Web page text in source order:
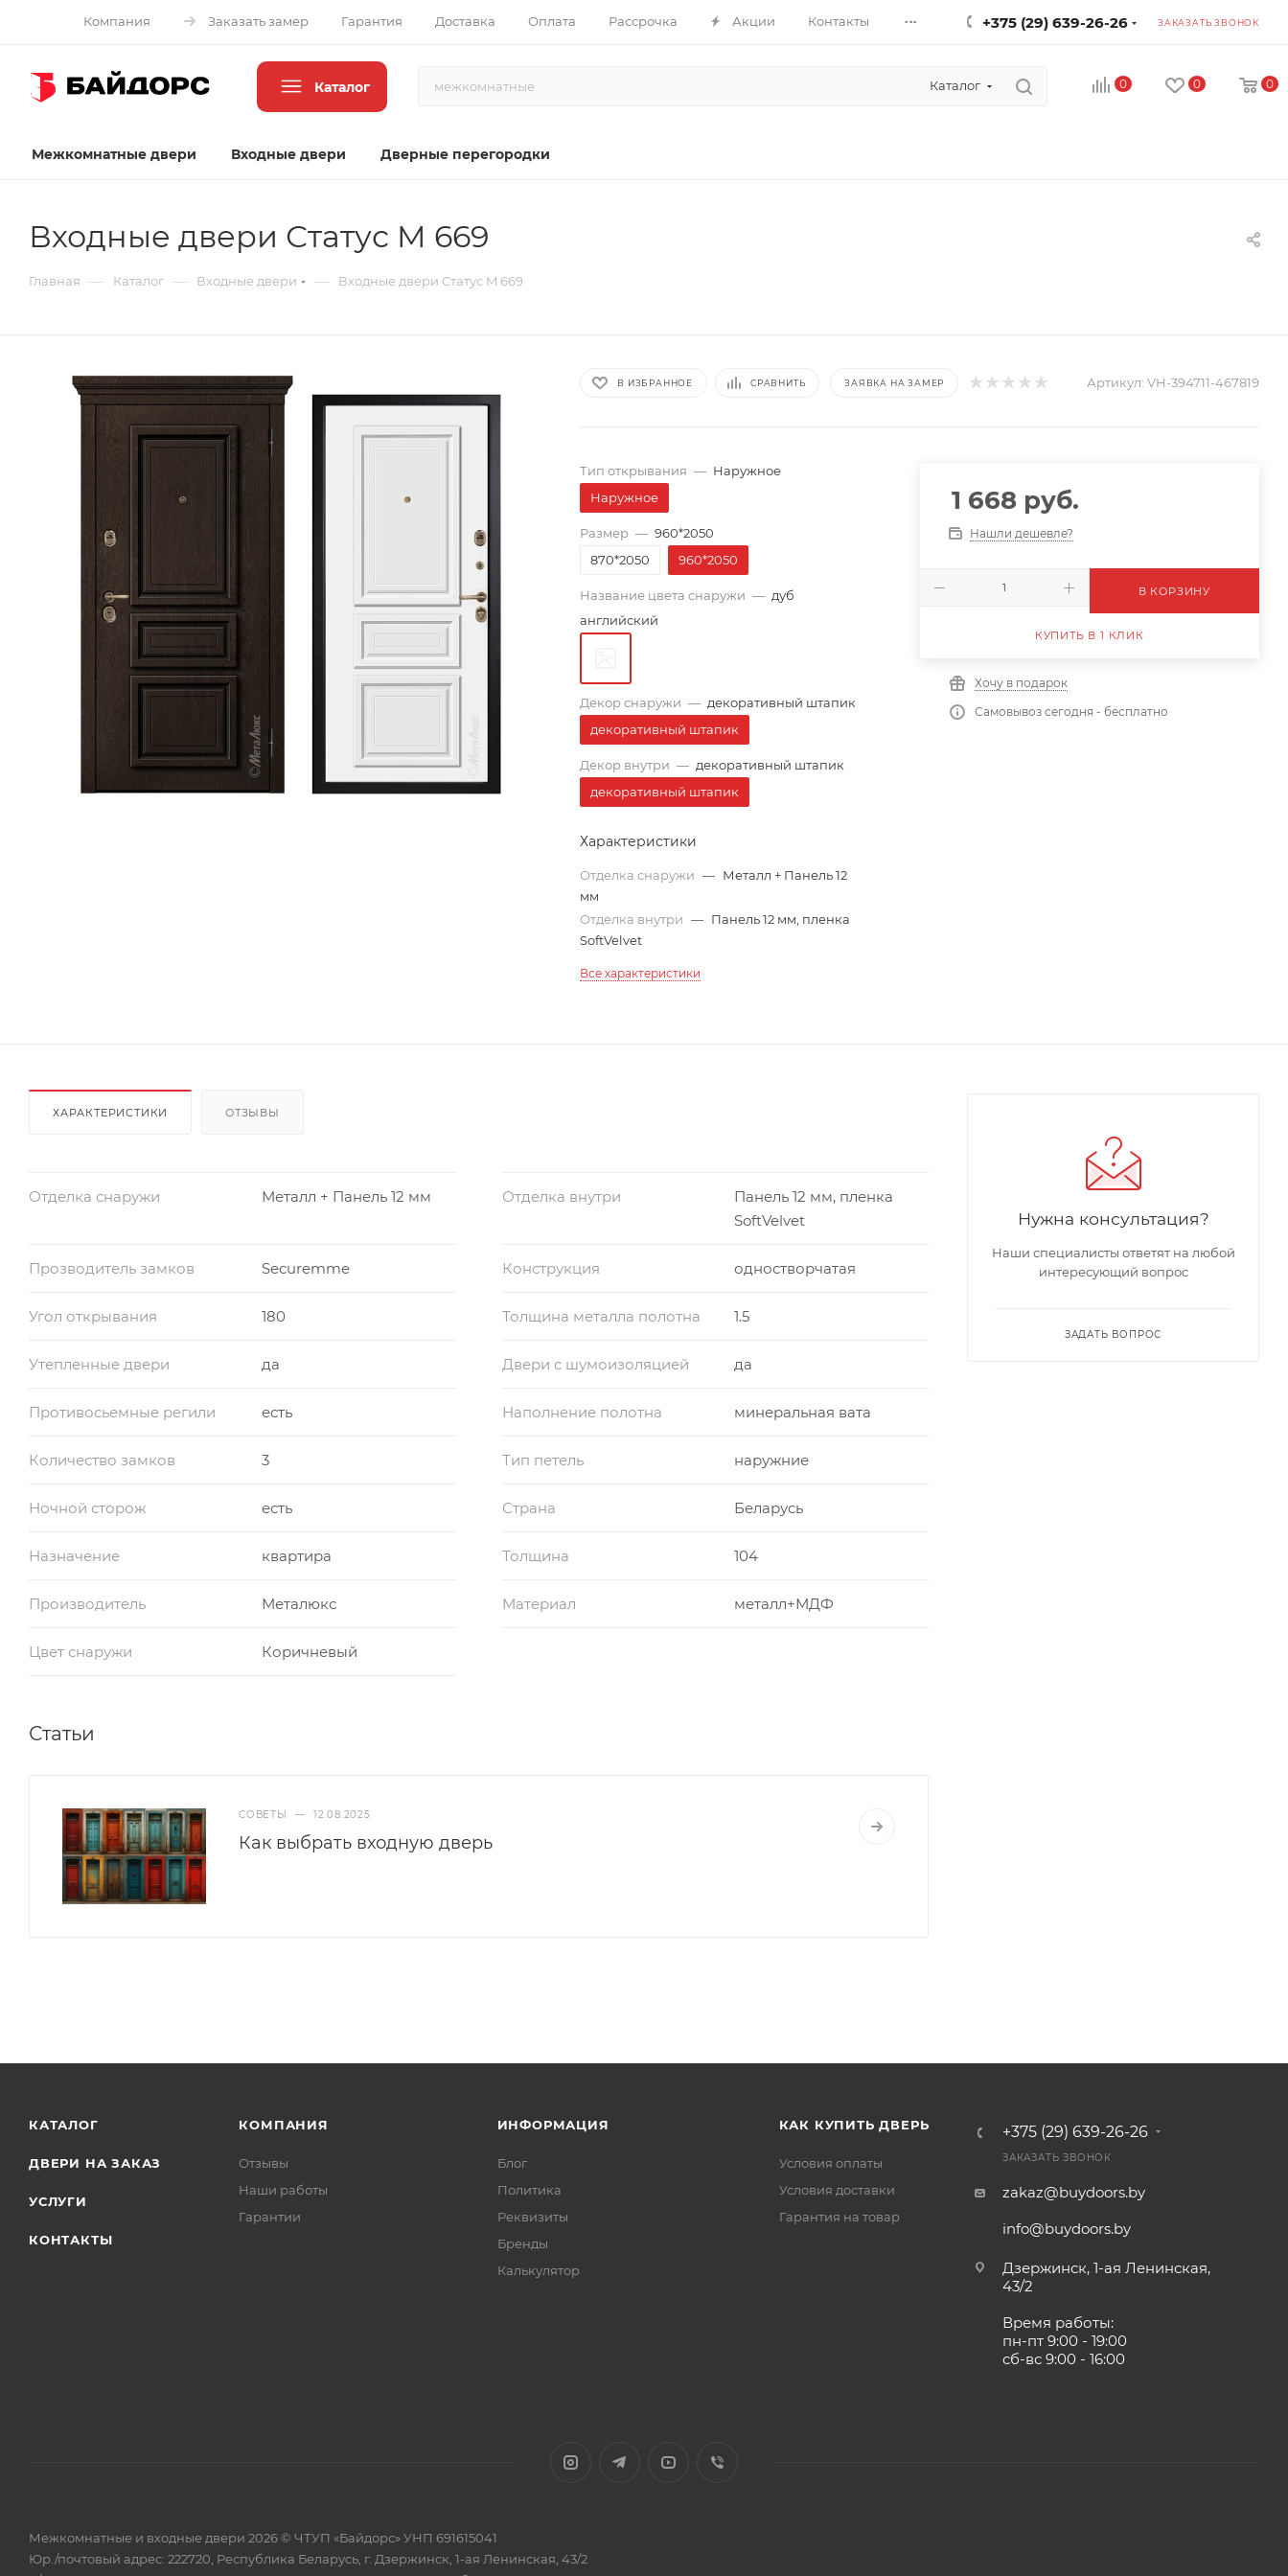
Компания Заказать замер Гарантия Доставка Оплата Рассрочка Акции Контакты ... +375 (29) 639-26-26 ЗАКАЗАТЬ ЗВОНОК
Каталог Каталог 0 0 0
Межкомнатные двери Входные двери Дверные перегородки
Входные двери Статус M 669
Главная — Каталог — Входные двери — Входные двери Статус M 669
В ИЗБРАННОЕ СРАВНИТЬ ЗАЯВКА НА ЗАМЕР Артикул: VH-394711-467819
Тип открывания — Наружное
Наружное
Размер — 960*2050
870*2050
960*2050
Название цвета снаружи — дуб
английский
Декор снаружи — декоративный штапик
декоративный штапик
Декор внутри — декоративный штапик
декоративный штапик
Характеристики
Отделка снаружи — Металл + Панель 12
мм
Отделка внутри — Панель 12 мм, пленка
SoftVelvet
Все характеристики
1 668руб.
Нашли дешевле?
В КОРЗИНУ
КУПИТЬ В 1 КЛИК
Хочу в подарок
Самовывоз сегодня - бесплатно
ХАРАКТЕРИСТИКИ ОТЗЫВЫ
Отделка снаружи Металл + Панель 12 мм Отделка внутри
Панель 12 мм, пленка
SoftVelvet
Прозводитель замков Securemme Конструкция одностворчатая
Угол открывания 180 Толщина металла полотна 1.5
Утепленные двери да Двери с шумоизоляцией да
Противосьемные регили есть Наполнение полотна минеральная вата
Количество замков 3 Тип петель наружние
Ночной сторож есть Страна Беларусь
Назначение квартира Толщина 104
Производитель Металюкс Материал металл+МДФ
Цвет снаружи Коричневый
Статьи
СОВЕТЫ — 12.08.2025
Как выбрать входную дверь
Нужна консультация?
Наши специалисты ответят на любой
интересующий вопрос
ЗАДАТЬ ВОПРОС
КАТАЛОГ
ДВЕРИ НА ЗАКАЗ
УСЛУГИ
КОНТАКТЫ
КОМПАНИЯ
Отзывы
Наши работы
Гарантии
ИНФОРМАЦИЯ
Блог
Политика
Реквизиты
Бренды
Калькулятор
КАК КУПИТЬ ДВЕРЬ
Условия оплаты
Условия доставки
Гарантия на товар
+375 (29) 639-26-26
ЗАКАЗАТЬ ЗВОНОК
zakaz@buydoors.by
info@buydoors.by
Дзержинск, 1-ая Ленинская,
43/2
Время работы:
пн-пт 9:00 - 19:00
сб-вс 9:00 - 16:00
Межкомнатные и входные двери 2026 © ЧТУП «Байдорс» УНП 691615041
Юр./почтовый адрес: 222720, Республика Беларусь, г. Дзержинск, 1-ая Ленинская, 43/2